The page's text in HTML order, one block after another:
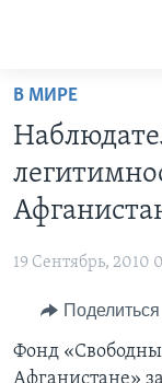
Перейти
основной
контент
Перейти
основной
навигации
Перейти
поиск
ГЛАВНОЕ
ПРОГРАММЫ
АМЕРИКА
ИТОГИ
ПОЧЕМУ ЭТО
ДИСКУССИЯ
ПРОЕКТЫ
НАША
А КАК В
АРТЕФАКТЫ
ИНТЕРВЬЮ
ФАКТЫ ПРОТИВ
ЗА СВОБОДУ
В МИРЕ
19 Сентябрь, 2010
Поделиться
Фонд